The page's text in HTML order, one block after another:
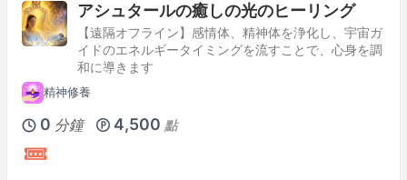
アシュタールの癒しの光のヒーリング
【遠隔オフライン】感情体、精神体を浄化し、宇宙ガ
イドのエネルギータイミングを流すことで、心身を調
和に導きます
精神修養
0 分鐘 4,500 點